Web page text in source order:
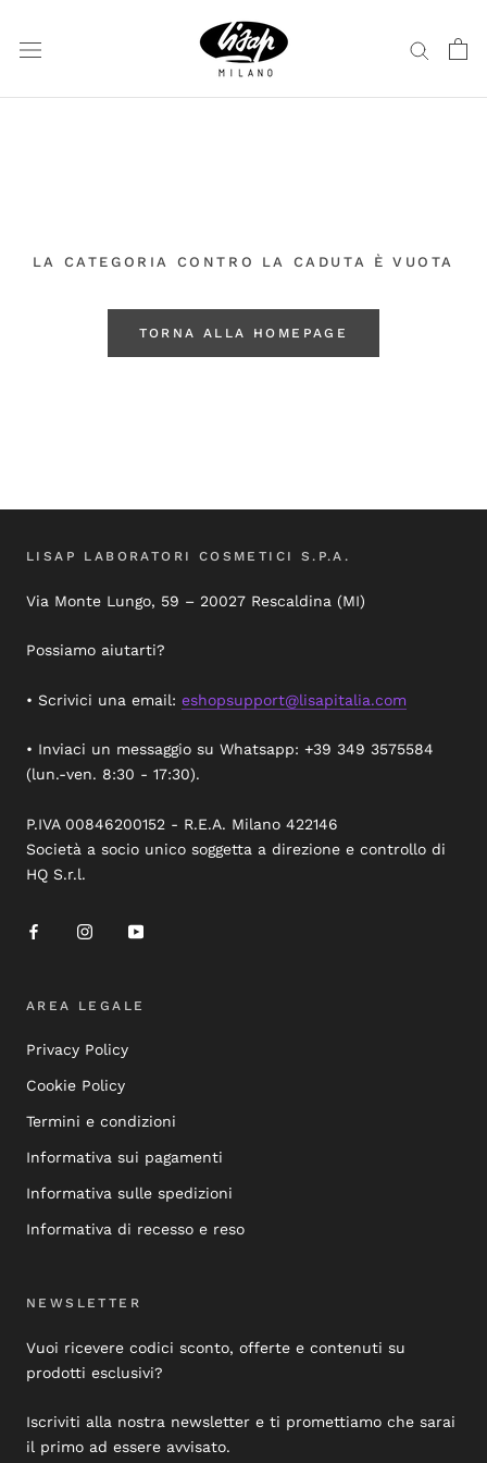
contenuto
LA CATEGORIA CONTRO LA CADUTA È VUOTA
TORNA ALLA HOMEPAGE
LISAP LABORATORI COSMETICI S.P.A.
Via Monte Lungo, 59 – 20027 Rescaldina (MI)
Possiamo aiutarti?
• Scrivici una email: eshopsupport@lisapitalia.com
• Inviaci un messaggio su Whatsapp: +39 349 3575584
(lun.-ven. 8:30 - 17:30).
P.IVA 00846200152 - R.E.A. Milano 422146
Società a socio unico soggetta a direzione e controllo di
HQ S.r.l.
AREA LEGALE
Privacy Policy
Cookie Policy
Termini e condizioni
Informativa sui pagamenti
Informativa sulle spedizioni
Informativa di recesso e reso
NEWSLETTER
Vuoi ricevere codici sconto, offerte e contenuti su
prodotti esclusivi?
Iscriviti alla nostra newsletter e ti promettiamo che sarai
il primo ad essere avvisato.